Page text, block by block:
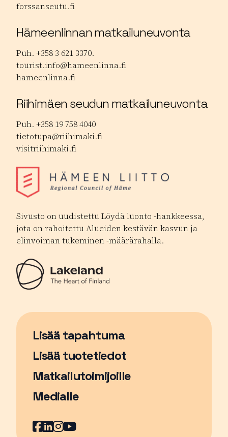
forssanseutu.fi
Hämeenlinnan matkailuneuvonta
Puh. +358 3 621 3370.
tourist.info@hameenlinna.fi
hameenlinna.fi
Riihimäen seudun matkailuneuvonta
Puh. +358 19 758 4040
tietotupa@riihimaki.fi
visitriihimaki.fi
Sivusto on uudistettu Löydä luonto -hankkeessa,
jota on rahoitettu Alueiden kestävän kasvun ja
elinvoiman tukeminen -määrärahalla.
Lisää tapahtuma
Sivu avautuu uudessa ikkunassa
Lisää tuotetiedot
Matkailutoimijoille
Medialle
Facebook
Sivu avautuu uudessa ikkunassa
LinkedIn
Sivu avautuu uudessa ikkunassa
Instagram
Sivu avautuu uudessa
YouTube
Sivu avautuu uudessa